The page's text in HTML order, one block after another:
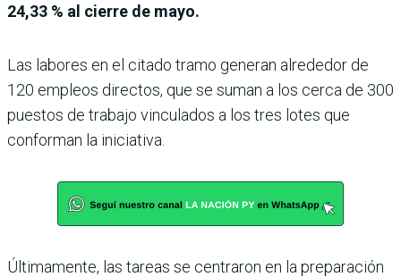
24,33 % al cierre de mayo.
Las labores en el citado tramo generan alrededor de
120 empleos directos, que se suman a los cerca de 300
puestos de trabajo vinculados a los tres lotes que
conforman la iniciativa.
Últimamente, las tareas se centraron en la preparación